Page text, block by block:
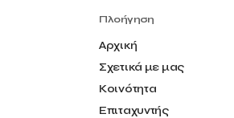
Πλοήγηση
Αρχική
Σχετικά με μας
Κοινότητα
Επιταχυντής